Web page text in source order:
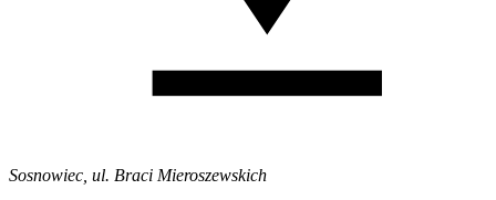
Sosnowiec, ul. Braci Mieroszewskich